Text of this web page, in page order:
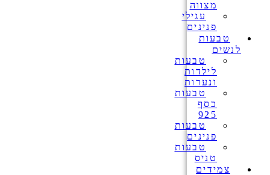
מצווה
עגילי
פנינים
טבעות
לנשים
טבעות
לילדות
ונערות
טבעות
כסף
925
טבעות
פנינים
טבעות
טניס
צמידים